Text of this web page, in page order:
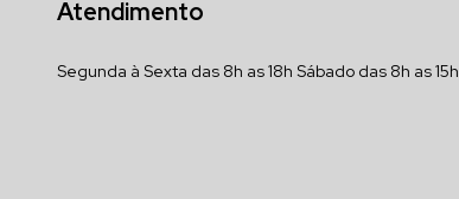
Atendimento
Segunda à Sexta das 8h as 18h Sábado das 8h as 15h